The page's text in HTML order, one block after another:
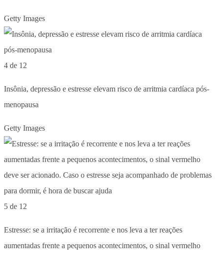
Getty Images
4 de 12
Insônia, depressão e estresse elevam risco de arritmia cardíaca pós-
menopausa
Getty Images
5 de 12
Estresse: se a irritação é recorrente e nos leva a ter reações
aumentadas frente a pequenos acontecimentos, o sinal vermelho